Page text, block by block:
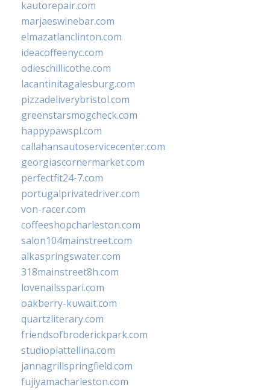
kautorepair.com
marjaeswinebar.com
elmazatlanclinton.com
ideacoffeenyc.com
odieschillicothe.com
lacantinitagalesburg.com
pizzadeliverybristol.com
greenstarsmogcheck.com
happypawspl.com
callahansautoservicecenter.com
georgiascornermarket.com
perfectfit24-7.com
portugalprivatedriver.com
von-racer.com
coffeeshopcharleston.com
salon104mainstreet.com
alkaspringswater.com
318mainstreet8h.com
lovenailsspari.com
oakberry-kuwait.com
quartzliterary.com
friendsofbroderickpark.com
studiopiattellina.com
jannagrillspringfield.com
fujiyamacharleston.com